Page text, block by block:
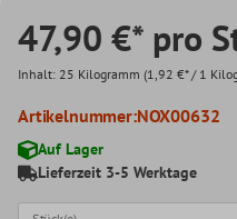
47,90 €* pro
Inhalt: 25 Kilogramm (1,92 €* / 1
Artikelnummer:NOX00632
Auf Lager
Lieferzeit 3-5 Werktage